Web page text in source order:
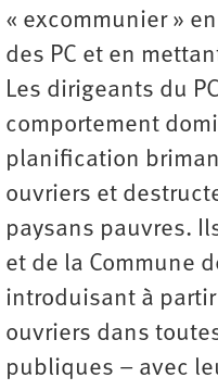
« excommunier »
des PC et en
Les dirigeants du
comportement
planification
ouvriers et
paysans pauvres.
et de la Commune
introduisant à
ouvriers dans
publiques – avec